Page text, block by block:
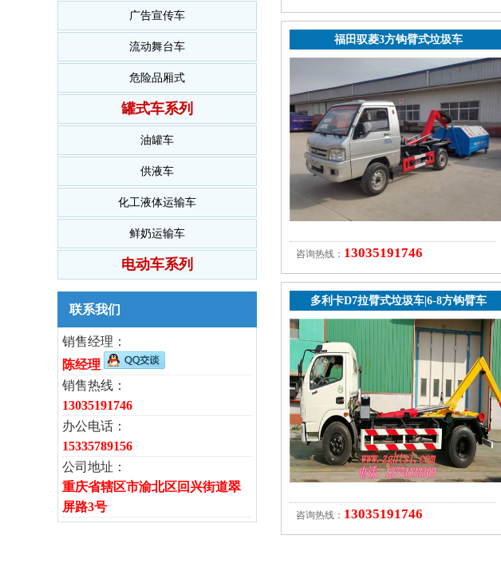
广告宣传车
流动舞台车
危险品厢式
罐式车系列
油罐车
供液车
化工液体运输车
鲜奶运输车
电动车系列
联系我们
销售经理：
陈经理
销售热线：
13035191746
办公电话：
15335789156
公司地址：
重庆省辖区市渝北区回兴街道翠
屏路3号
福田驭菱3方钩臂式垃圾车
咨询热线： 13035191746
多利卡D7拉臂式垃圾车|6-8方钩臂车
咨询热线： 13035191746